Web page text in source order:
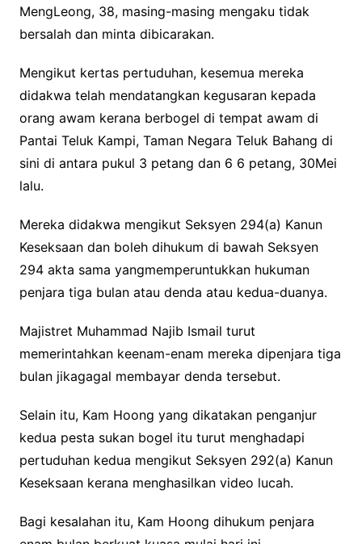
MengLeong, 38, masing-masing mengaku tidak
bersalah dan minta dibicarakan.
Mengikut kertas pertuduhan, kesemua mereka
didakwa telah mendatangkan kegusaran kepada
orang awam kerana berbogel di tempat awam di
Pantai Teluk Kampi, Taman Negara Teluk Bahang di
sini di antara pukul 3 petang dan 6 6 petang, 30Mei
lalu.
Mereka didakwa mengikut Seksyen 294(a) Kanun
Keseksaan dan boleh dihukum di bawah Seksyen
294 akta sama yangmemperuntukkan hukuman
penjara tiga bulan atau denda atau kedua-duanya.
Majistret Muhammad Najib Ismail turut
memerintahkan keenam-enam mereka dipenjara tiga
bulan jikagagal membayar denda tersebut.
Selain itu, Kam Hoong yang dikatakan penganjur
kedua pesta sukan bogel itu turut menghadapi
pertuduhan kedua mengikut Seksyen 292(a) Kanun
Keseksaan kerana menghasilkan video lucah.
Bagi kesalahan itu, Kam Hoong dihukum penjara